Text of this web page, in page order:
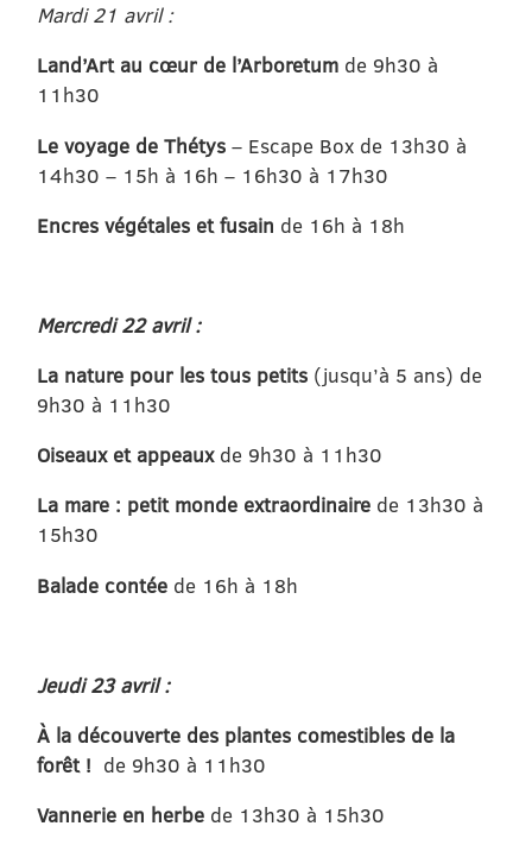
Mardi 21 avril :
Land’Art au cœur de l’Arboretum de 9h30 à
11h30
Le voyage de Thétys – Escape Box de 13h30 à
14h30 – 15h à 16h – 16h30 à 17h30
Encres végétales et fusain de 16h à 18h
Mercredi 22 avril :
La nature pour les tous petits (jusqu’à 5 ans) de
9h30 à 11h30
Oiseaux et appeauxde 9h30 à 11h30
La mare : petit monde extraordinaire de 13h30 à
15h30
Balade contée de 16h à 18h
Jeudi 23 avril :
À la découverte des plantes comestibles de la
forêt ! de 9h30 à 11h30
Vannerie en herbe de 13h30 à 15h30